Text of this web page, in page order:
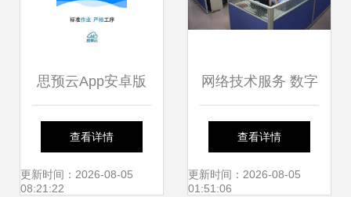
思预云App安卓版
免费下载 最新
v1.1.8版发布，网
查看详情
更新时间：2026-08-05
08:21:22
网络技术服务 数字
化转型的核心驱动
力
查看详情
更新时间：2026-08-05
01:51:06